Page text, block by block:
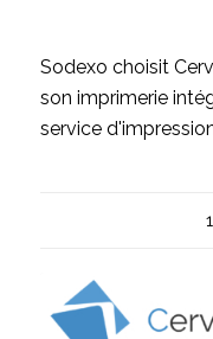
Sodexo choisit
son imprimerie
service